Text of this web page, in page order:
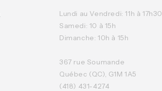
Lundi au Vendredi: 11h à 17h30
Samedi: 10 à 15h
Dimanche: 10h à 15h
367 rue Soumande
Québec (QC), G1M 1A5
(418) 431-4274